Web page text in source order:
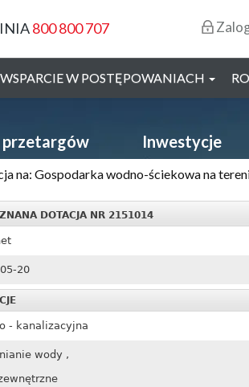
800 800 707
WSPARCIE W POSTĘPOWANIACH
Inwestycje
na: Gospodarka wodno-ściekowa na
DOTACJA NR 2151014
20
- kanalizacyjna
wody ,